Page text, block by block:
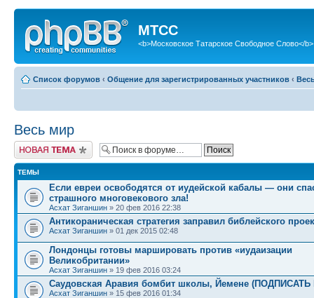
МТСС
<b>Московское Татарское Свободное Слово</b>
Список форумов ‹ Общение для зарегистрированных участников ‹
Весь мир
Новая тема
ТЕМЫ
Если евреи освободятся от иудейской кабалы — они
страшного многовекового зла!
Асхат Зиганшин » 20 фев 2016 22:38
Антикораническая стратегия заправил библейского
Асхат Зиганшин » 01 дек 2015 02:48
Лондонцы готовы маршировать против «иудаизации
Великобритании»
Асхат Зиганшин » 19 фев 2016 03:24
Саудовская Аравия бомбит школы, Йемене
Асхат Зиганшин » 15 фев 2016 01:34